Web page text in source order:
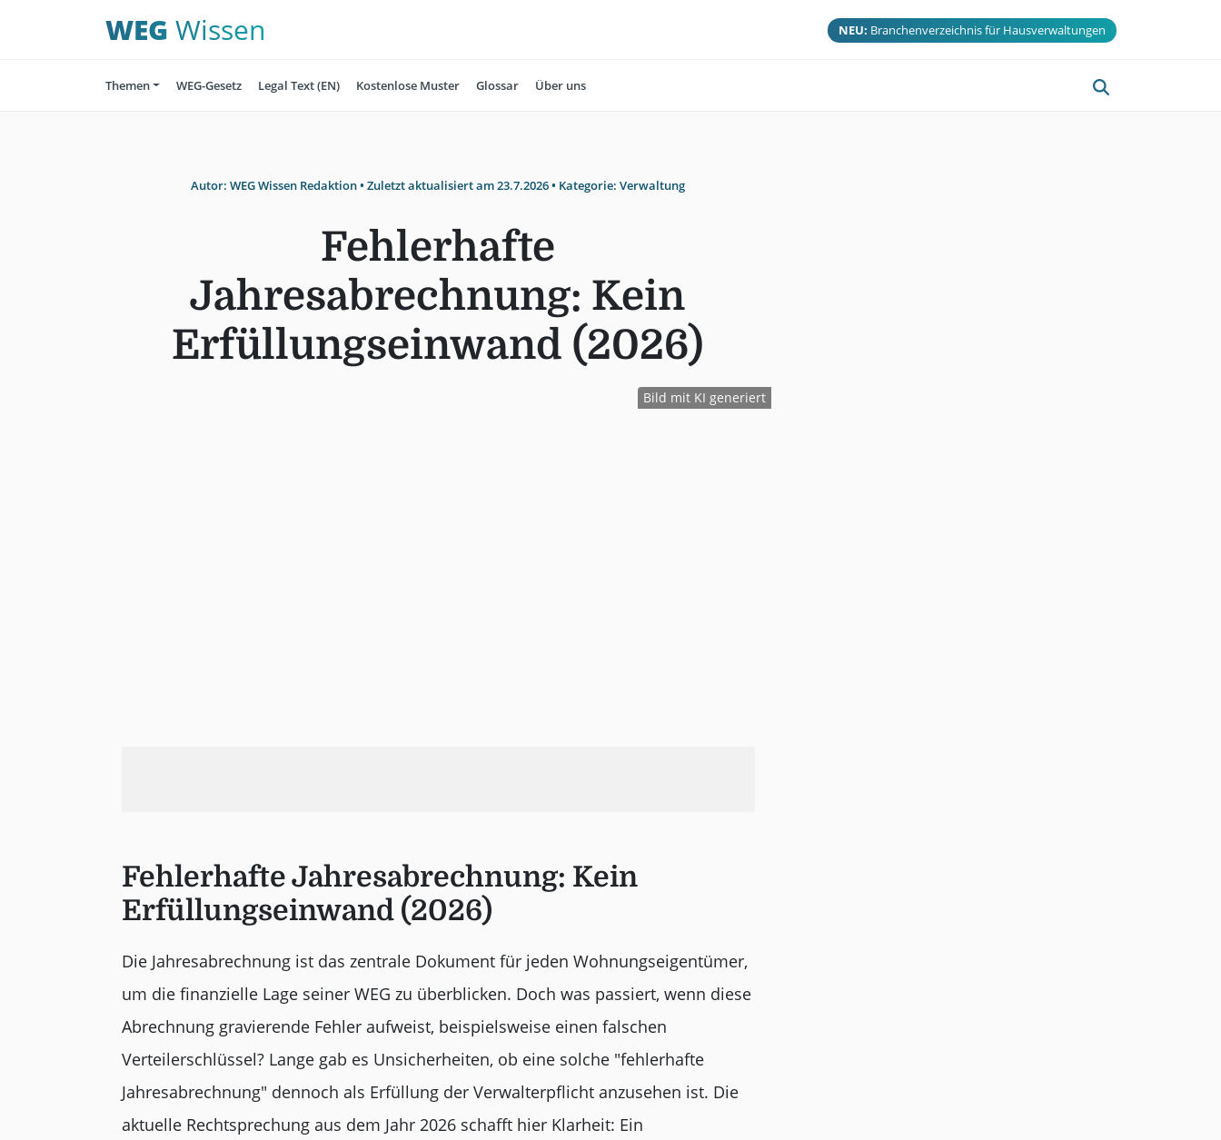
WEG Wissen NEU: Branchenverzeichnis für Hausverwaltungen
Themen WEG-Gesetz Legal Text (EN) Kostenlose Muster Glossar Über uns
Autor: WEG Wissen Redaktion• Zuletzt aktualisiert am23.7.2026• Kategorie: Verwaltung
Fehlerhafte
Jahresabrechnung: Kein
Erfüllungseinwand (2026)
Bild mit KI generiert
Fehlerhafte Jahresabrechnung: Kein
Erfüllungseinwand (2026)
Die Jahresabrechnung ist das zentrale Dokument für jeden Wohnungseigentümer,
um die finanzielle Lage seiner WEG zu überblicken. Doch was passiert, wenn diese
Abrechnung gravierende Fehler aufweist, beispielsweise einen falschen
Verteilerschlüssel? Lange gab es Unsicherheiten, ob eine solche "fehlerhafte
Jahresabrechnung" dennoch als Erfüllung der Verwalterpflicht anzusehen ist. Die
aktuelle Rechtsprechung aus dem Jahr 2026 schafft hier Klarheit: Ein